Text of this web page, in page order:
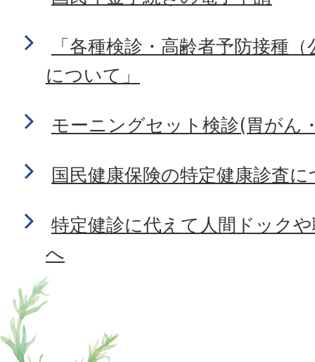
「各種検診・高齢者予防接種
について」
モーニングセット検診(胃がん
国民健康保険の特定健康診査
特定健診に代えて人間ドック
へ